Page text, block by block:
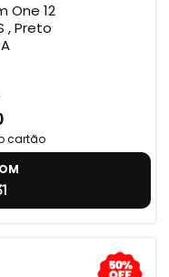
One 12
, Preto
cartão